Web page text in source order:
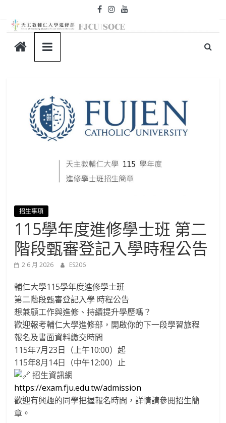
content
天
輔
學-
進
修
部
官
方
網
站
招生事項
115學年度進修學士班 第二
階段甄審登記入學時程公告
2 6 月 2026 ES206
輔仁大學115學年度進修學士班
第二階段甄審登記入學 時程公告
想兼顧工作與進修、持續提升學歷嗎？
歡迎報考輔仁大學進修部，開啟你的下一段學習旅程
報名及書面資料繳交時間
115年7月23日（上午10:00）起
115年8月14日（中午12:00）止
招生資訊網
https://exam.fju.edu.tw/admission
歡迎有興趣的同學把握報名時間，詳情請參閱招生簡
章。